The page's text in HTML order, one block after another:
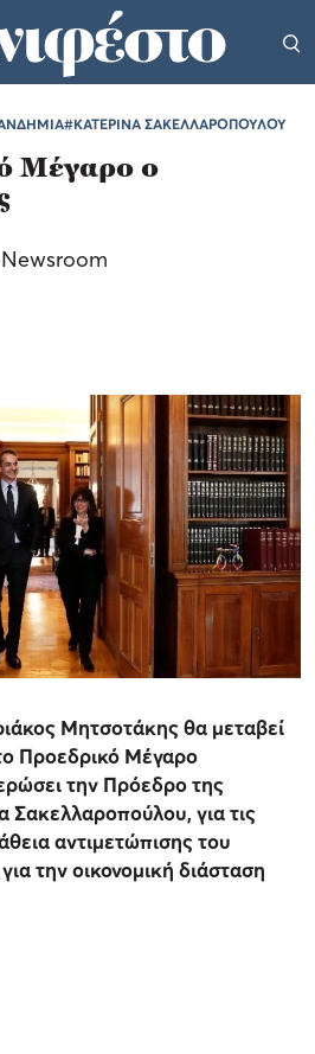
#ΚΑΤΕΡΙΝΑ ΣΑΚΕΛΛΑΡΟΠΟΥΛΟΥ
Μέγαρο ο
Μητσοτάκης θα μεταβεί
Προεδρικό Μέγαρο
την Πρόεδρο της
Σακελλαροπούλου, για τις
αντιμετώπισης του
την οικονομική διάσταση